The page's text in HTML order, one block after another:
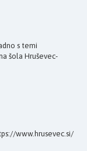
s temi
šola Hruševec-
www.hrusevec.si/